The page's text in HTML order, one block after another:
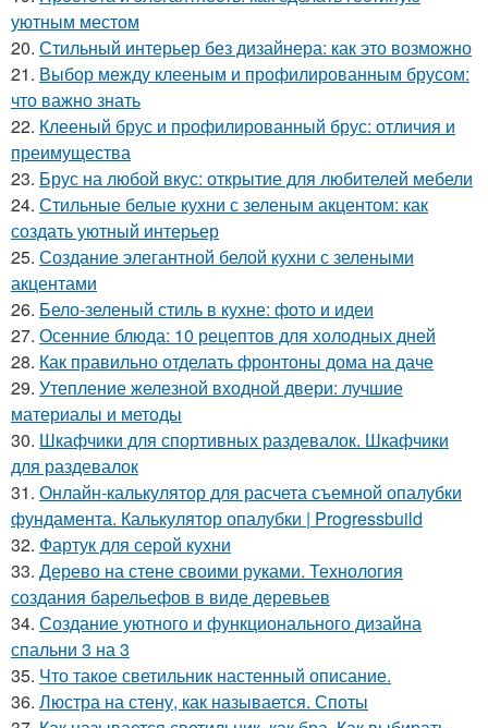
уютным местом
20. Стильный интерьер без дизайнера: как это возможно
21. Выбор между клееным и профилированным брусом:
что важно знать
22. Клееный брус и профилированный брус: отличия и
преимущества
23. Брус на любой вкус: открытие для любителей мебели
24. Стильные белые кухни с зеленым акцентом: как
создать уютный интерьер
25. Создание элегантной белой кухни с зелеными
акцентами
26. Бело-зеленый стиль в кухне: фото и идеи
27. Осенние блюда: 10 рецептов для холодных дней
28. Как правильно отделать фронтоны дома на даче
29. Утепление железной входной двери: лучшие
материалы и методы
30. Шкафчики для спортивных раздевалок. Шкафчики
для раздевалок
31. Онлайн-калькулятор для расчета съемной опалубки
фундамента. Калькулятор опалубки | Progressbuild
32. Фартук для серой кухни
33. Дерево на стене своими руками. Технология
создания барельефов в виде деревьев
34. Создание уютного и функционального дизайна
спальни 3 на 3
35. Что такое светильник настенный описание.
36. Люстра на стену, как называется. Споты